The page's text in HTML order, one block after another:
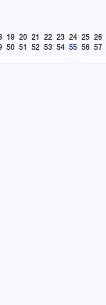
19 20 21 22 23 24 25 26
50 51 52 53 54 55 56 57